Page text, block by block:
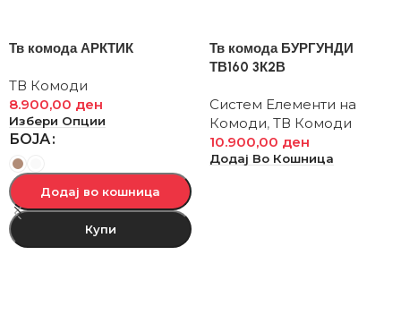
Тв комода АРКТИК
ТВ Комоди
8.900,00 ден
Избери Опции
БОЈА
Додај во кошница
Купи
Тв комода БУРГУНДИ
ТВ160 3К2В
Систем Елементи на
Комоди, ТВ Комоди
10.900,00 ден
Додај Во Кошница